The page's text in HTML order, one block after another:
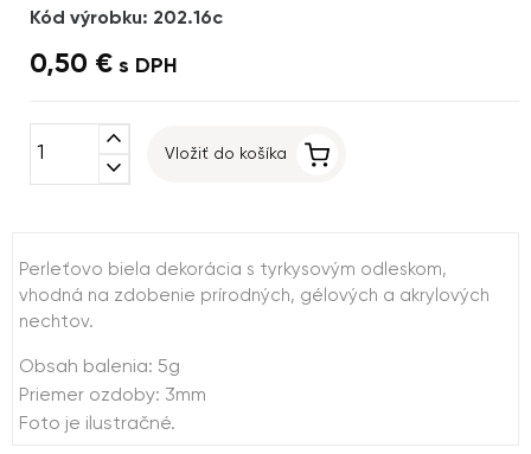
Kód výrobku: 202.16c
0,50 € s DPH
expand_less
expand_more
Vložiť do košíka
Perleťovo biela dekorácia s tyrkysovým odleskom,
vhodná na zdobenie prírodných, gélových a akrylových
nechtov.
Obsah balenia: 5g
Priemer ozdoby: 3mm
Foto je ilustračné.